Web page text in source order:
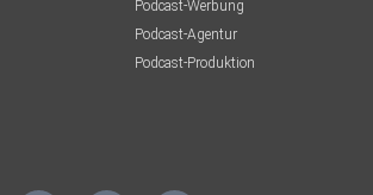
Podcast-Werbung
Podcast-Agentur
Podcast-Produktion